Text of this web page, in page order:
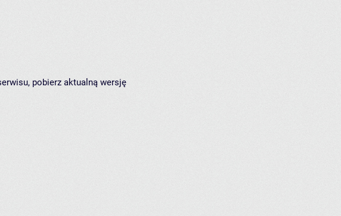
pobierz aktualną wersję